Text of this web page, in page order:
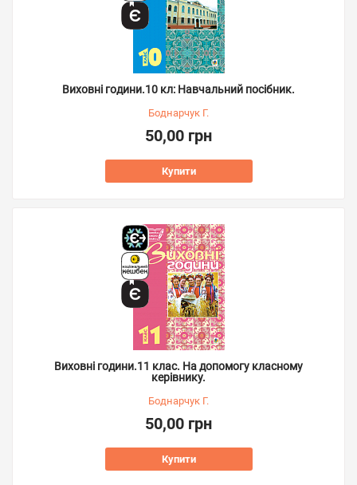
Виховні години.10 кл: Навчальний посібник.
Боднарчук Г.
50,00 грн
Купити
Виховні години.11 клас. На допомогу класному
керівнику.
Боднарчук Г.
50,00 грн
Купити